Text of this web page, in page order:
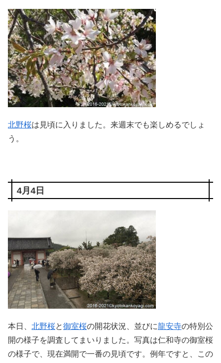
北野桜は見頃に入りました。来週末でも楽しめるでしょ
う。
4月4日
本日、 北野桜と御室桜の開花状況、並びに龍安寺の特別公
開の様子を調査してまいりました。写真は仁和寺の御室桜
の様子で、現在満開で一番の見頃です。例年ですと、この